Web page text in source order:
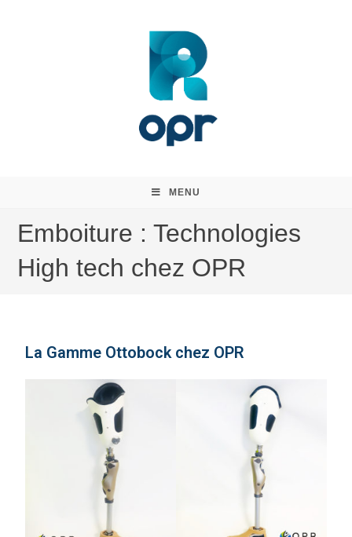
MENU
Emboiture : Technologies
High tech chez OPR
La Gamme Ottobock chez OPR